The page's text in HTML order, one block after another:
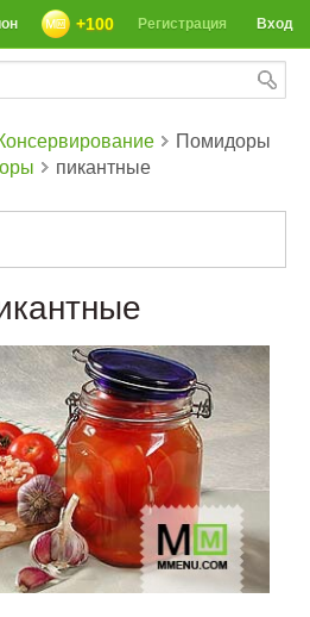
Вход
Регистрация
+100
Помидоры
пикантные